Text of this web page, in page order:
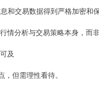
和交易数据得到严格加密和
分析与交易策略本身，而
及
但需理性看待。